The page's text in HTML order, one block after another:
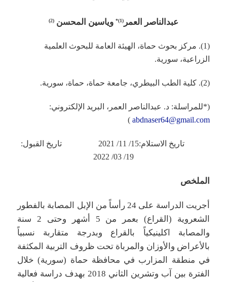
عبدالناصر العمر (1)* وياسين المحسن (2)
(1). مركز بحوث حماة، الهيئة العامة للبحوث العلمية
الزراعية، سورية.
(2). كلية الطب البيطري، جامعة حماة، حماة، سورية.
(*للمراسلة: د. عبدالناصر العمر، البريد الإلكتروني:
abdnaser64@gmail.com
)
تاريخ الاستلام:15/ 11/ 2021 تاريخ القبول:
19/ 03/ 2022
الملخص
أجريت الدراسة على 24 رأساً من الإبل المصابة بالفطور
الشعروية (القراع) بعمر من 5 أشهر وحتى 2 سنة
والمصابة اكلينيكياً بالقراع وبدرجة متقاربة نسبياً
بالأعراض والأوزان والمرباة تحت ظروف التربية المكثفة
في منطقة المزارب في محافظة حماة (سورية) خلال
الفترة بين آب وتشرين الثاني 2018 بهدف دراسة فعالية